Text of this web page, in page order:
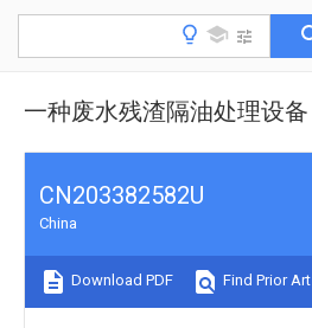
一种废水残渣隔油处理设备
CN203382582U
China
Download PDF Find Prior Art